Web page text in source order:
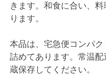
きます。和食に合い、
ります。
本品は、宅急便コンパ
詰めてあります。常温
蔵保存してください。